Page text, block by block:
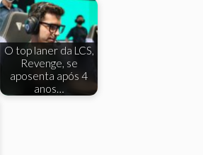
O top laner da LCS,
Revenge, se
aposenta após 4
anos…